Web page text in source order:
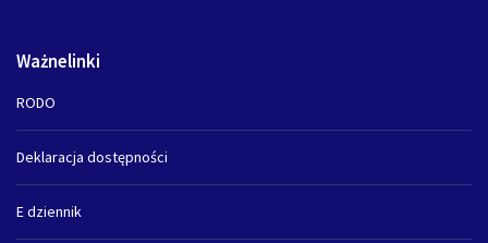
Ważnelinki
RODO
Deklaracja dostępności
E dziennik